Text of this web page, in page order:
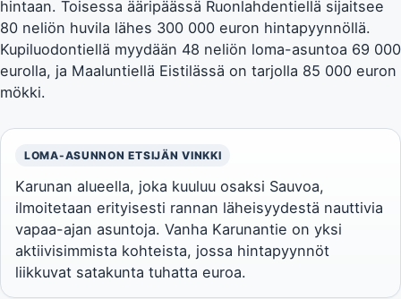
hintaan. Toisessa ääripäässä Ruonlahdentiellä sijaitsee
80 neliön huvila lähes 300 000 euron hintapyynnöllä.
Kupiluodontiellä myydään 48 neliön loma-asuntoa 69 000
eurolla, ja Maaluntiellä Eistilässä on tarjolla 85 000 euron
mökki.
LOMA-ASUNNON ETSIJÄN VINKKI
Karunan alueella, joka kuuluu osaksi Sauvoa,
ilmoitetaan erityisesti rannan läheisyydestä nauttivia
vapaa-ajan asuntoja. Vanha Karunantie on yksi
aktiivisimmista kohteista, jossa hintapyynnöt
liikkuvat satakunta tuhatta euroa.